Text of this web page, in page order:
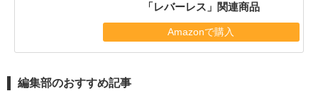
「レバーレス」関連商品
Amazonで購入
編集部のおすすめ記事